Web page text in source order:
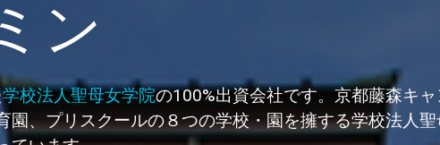
ン
学校法人聖母女学院の100%出資会社です。京都藤森キ
、プリスクールの８つの学校・園を擁する学校法人